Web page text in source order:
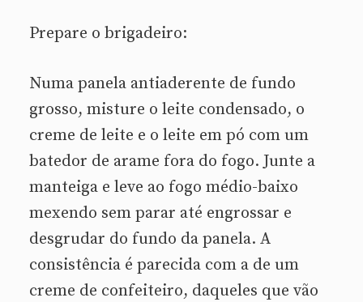
Prepare o brigadeiro:
Numa panela antiaderente de fundo
grosso, misture o leite condensado, o
creme de leite e o leite em pó com um
batedor de arame fora do fogo. Junte a
manteiga e leve ao fogo médio-baixo
mexendo sem parar até engrossar e
desgrudar do fundo da panela. A
consistência é parecida com a de um
creme de confeiteiro, daqueles que vão